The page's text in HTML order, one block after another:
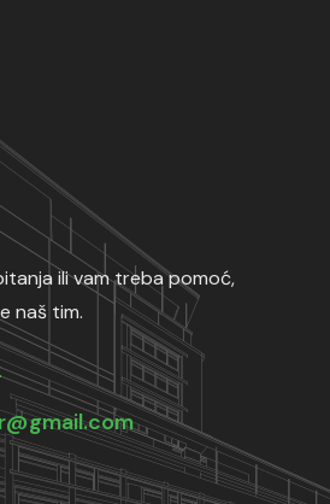
ili vam treba pomoć,
naš tim.